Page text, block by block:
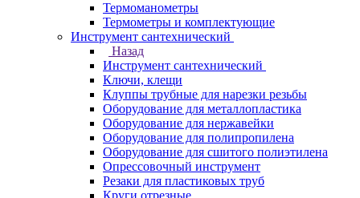
Термоманометры
Термометры и комплектующие
Инструмент сантехнический
Назад
Инструмент сантехнический
Ключи, клещи
Клуппы трубные для нарезки резьбы
Оборудование для металлопластика
Оборудование для нержавейки
Оборудование для полипропилена
Оборудование для сшитого полиэтилена
Опрессовочный инструмент
Резаки для пластиковых труб
Круги отрезные